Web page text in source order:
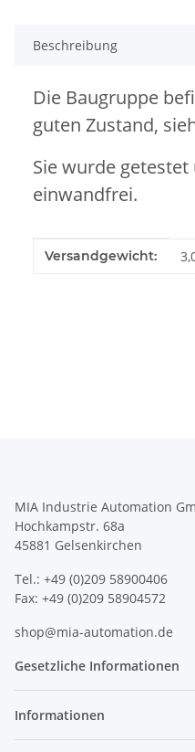
Beschreibung
Die Baugruppe
guten Zustand,
Sie wurde
einwandfrei.
Produkteigenschaft
Wert
Versandgewicht:
MIA Industrie Automation
Hochkampstr. 68a
45881 Gelsenkirchen
Tel.: +49 (0)209 58900406
Fax: +49 (0)209 58904572
shop@mia-automation.de
Gesetzliche Informationen
Informationen